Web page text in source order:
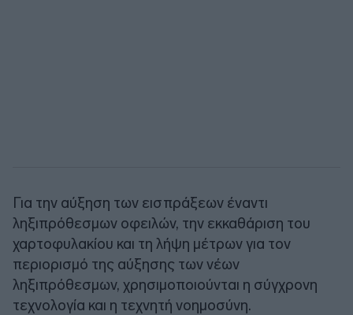
Για την αύξηση των εισπράξεων έναντι
ληξιπρόθεσμων οφειλών, την εκκαθάριση του
χαρτοφυλακίου και τη λήψη μέτρων για τον
περιορισμό της αύξησης των νέων
ληξιπρόθεσμων, χρησιμοποιούνται η σύγχρονη
τεχνολογία και η τεχνητή νοημοσύνη.